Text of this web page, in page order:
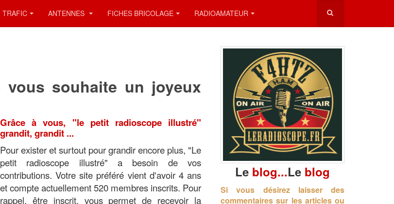
TRAFIC ANTENNES FICHES BRICOLAGE RADIOAMATEUR
vous souhaite un joyeux
Grâce à vous, "le petit radioscope illustré"
grandit, grandit ...
Pour exister et surtout pour grandir encore plus, "Le
petit radioscope illustré" a besoin de vos
contributions. Votre site préféré vient d'avoir 4 ans
et compte actuellement 520 membres inscrits. Pour
rappel, être inscrit, vous permet de recevoir la
Le blog...Le blog
Si vous désirez laisser des
commentaires sur les articles ou